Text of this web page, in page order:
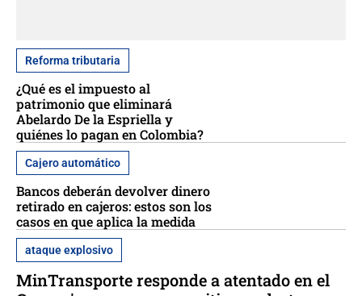
Reforma tributaria
¿Qué es el impuesto al
patrimonio que eliminará
Abelardo De la Espriella y
quiénes lo pagan en Colombia?
Cajero automático
Bancos deberán devolver dinero
retirado en cajeros: estos son los
casos en que aplica la medida
ataque explosivo
MinTransporte responde a atentado en el